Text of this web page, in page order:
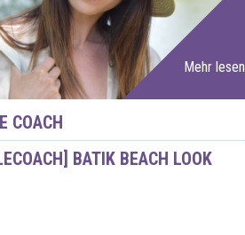
Mehr lesen
COACH
BATIK BEACH LOOK